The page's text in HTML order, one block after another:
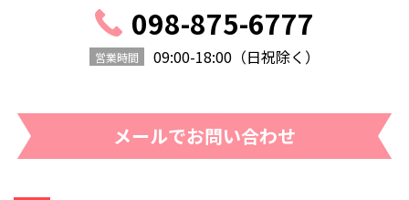
098-875-6777
営業時間 09:00-18:00（日祝除く）
メールでお問い合わせ